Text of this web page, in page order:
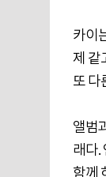
카이
제 같
또 다
앨범
래다.